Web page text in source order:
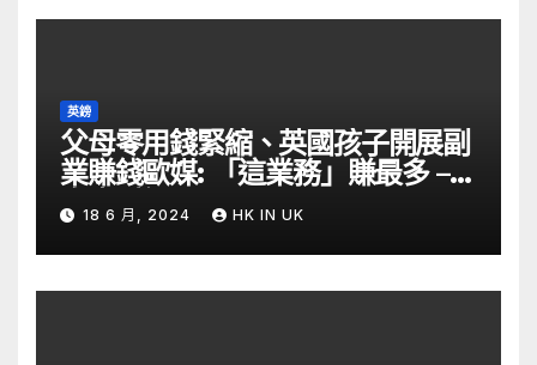
英鎊
父母零用錢緊縮、英國孩子開展副
業賺錢歐媒: 「這業務」賺最多 –
自由財經
18 6 月, 2024 HK IN UK